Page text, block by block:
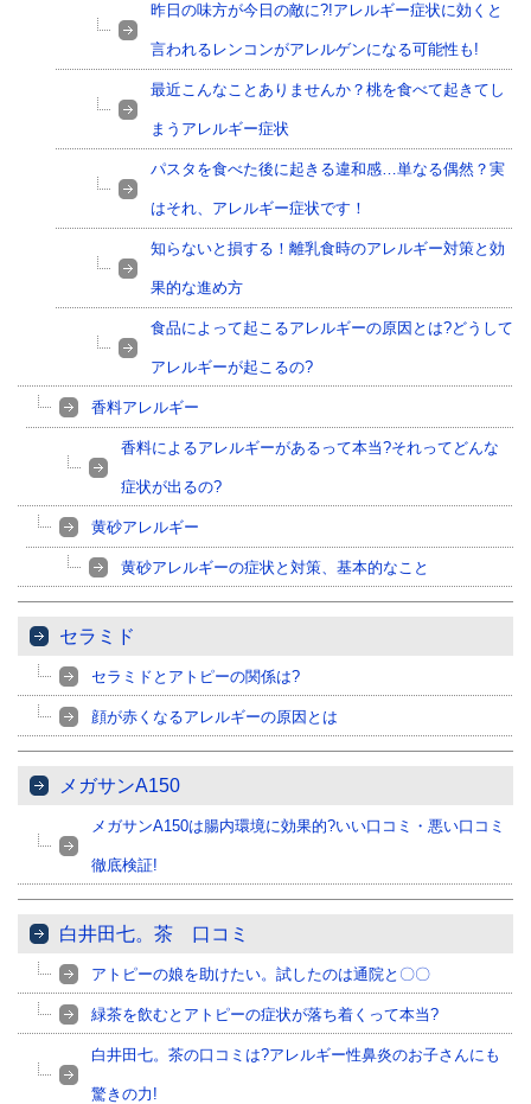
昨日の味方が今日の敵に?!アレルギー症状に効くと
言われるレンコンがアレルゲンになる可能性も!
最近こんなことありませんか？桃を食べて起きてし
まうアレルギー症状
パスタを食べた後に起きる違和感…単なる偶然？実
はそれ、アレルギー症状です！
知らないと損する！離乳食時のアレルギー対策と効
果的な進め方
食品によって起こるアレルギーの原因とは?どうして
アレルギーが起こるの?
香料アレルギー
香料によるアレルギーがあるって本当?それってどんな
症状が出るの?
黄砂アレルギー
黄砂アレルギーの症状と対策、基本的なこと
セラミド
セラミドとアトピーの関係は?
顔が赤くなるアレルギーの原因とは
メガサンA150
メガサンA150は腸内環境に効果的?いい口コミ・悪い口コミ
徹底検証!
白井田七。茶 口コミ
アトピーの娘を助けたい。試したのは通院と〇〇
緑茶を飲むとアトピーの症状が落ち着くって本当?
白井田七。茶の口コミは?アレルギー性鼻炎のお子さんにも
驚きの力!